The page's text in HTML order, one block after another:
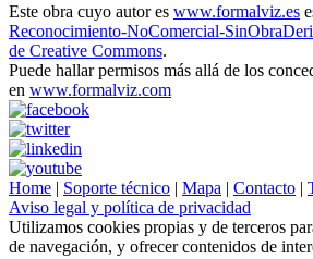
Este obra cuyo autor es www.formalviz.es
Reconocimiento-NoComercial-
de Creative Commons.
Puede hallar permisos más allá de los
en www.formalviz.com
Home | Soporte técnico | Mapa | Contacto |
Aviso legal y política de privacidad
Utilizamos cookies propias y de terceros
de navegación, y ofrecer contenidos de